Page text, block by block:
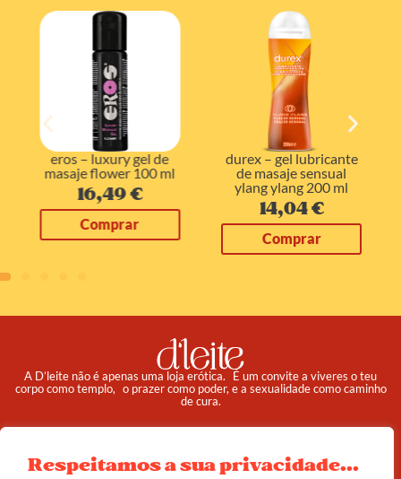
Respeitamos a sua privacidade...
eros – luxury gel de
masaje flower 100 ml
16,49€
Comprar
durex – gel lubricante
de masaje sensual
ylang ylang 200 ml
14,04€
Comprar
A D’leite não é apenas uma loja erótica. É um convite a viveres o teu
corpo como templo, o prazer como poder, e a sexualidade como caminho
de cura.
Pedidos
Reembolso e Devoluções
Institucional
Sobre